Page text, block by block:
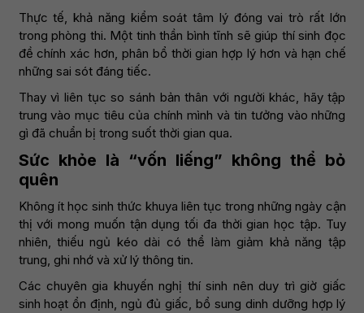
Thực tế, khả năng kiểm soát tâm lý đóng vai trò rất lớn
trong phòng thi. Một tinh thần bình tĩnh sẽ giúp thí sinh đọc
đề chính xác hơn, phân bổ thời gian hợp lý hơn và hạn chế
những sai sót đáng tiếc.
Thay vì liên tục so sánh bản thân với người khác, hãy tập
trung vào mục tiêu của chính mình và tin tưởng vào những
gì đã chuẩn bị trong suốt thời gian qua.
Sức khỏe là “vốn liếng” không thể bỏ
quên
Không ít học sinh thức khuya liên tục trong những ngày cận
thị với mong muốn tận dụng tối đa thời gian học tập. Tuy
nhiên, thiếu ngủ kéo dài có thể làm giảm khả năng tập
trung, ghi nhớ và xử lý thông tin.
Các chuyên gia khuyến nghị thí sinh nên duy trì giờ giấc
sinh hoạt ổn định, ngủ đủ giấc, bổ sung dinh dưỡng hợp lý